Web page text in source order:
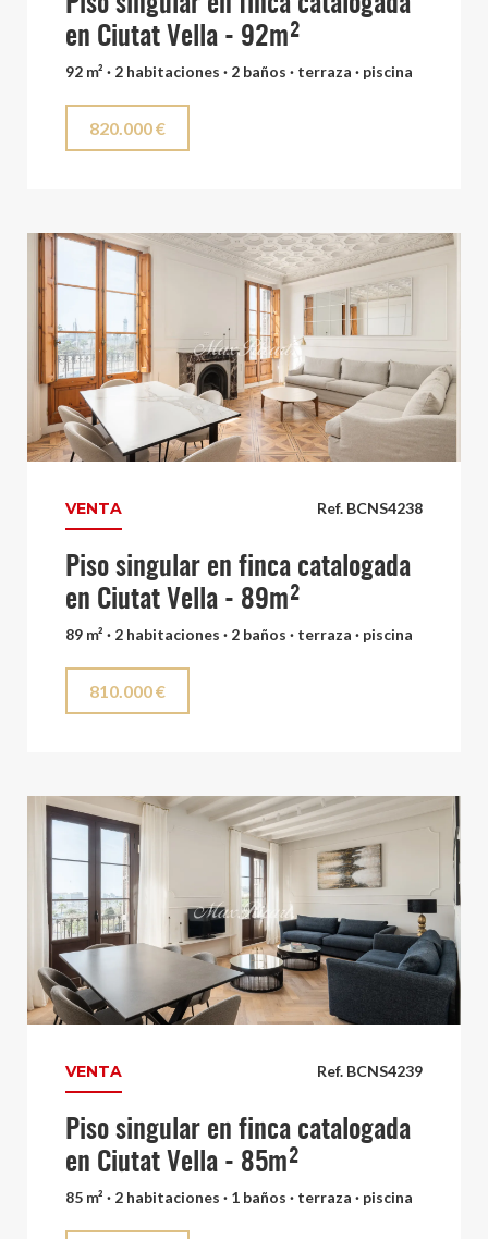
en Ciutat Vella - 92m²
92 m² · 2 habitaciones · 2 baños · terraza · piscina
820.000 €
Ref. BCNS4238
VENTA
Piso singular en finca catalogada
en Ciutat Vella - 89m²
89 m² · 2 habitaciones · 2 baños · terraza · piscina
810.000 €
Ref. BCNS4239
VENTA
Piso singular en finca catalogada
en Ciutat Vella - 85m²
85 m² · 2 habitaciones · 1 baños · terraza · piscina